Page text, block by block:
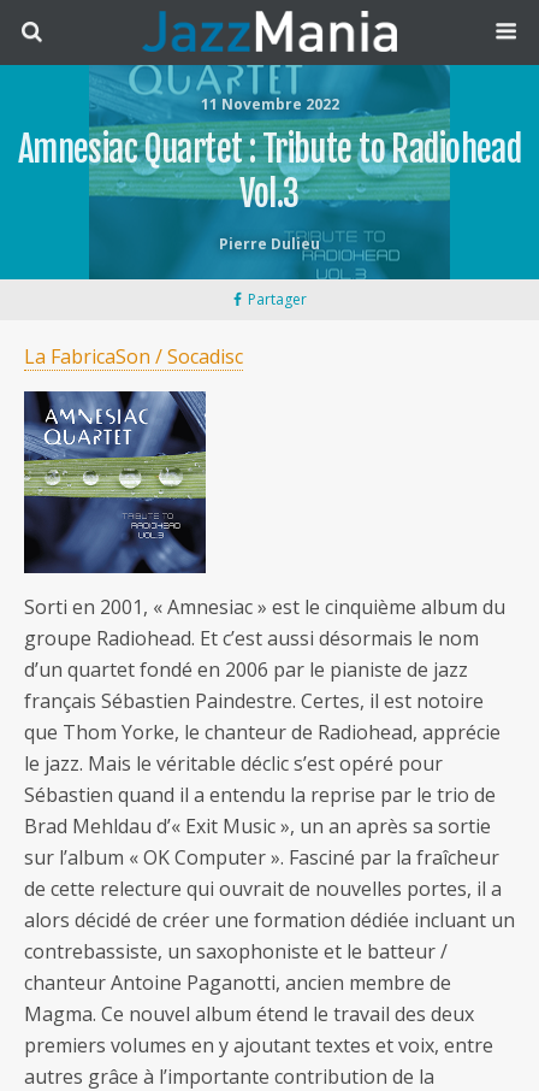
11 Novembre 2022
Amnesiac Quartet : Tribute to Radiohead
Vol.3
Pierre Dulieu
Partager
La FabricaSon / Socadisc
Sorti en 2001, « Amnesiac » est le cinquième album du
groupe Radiohead. Et c’est aussi désormais le nom
d’un quartet fondé en 2006 par le pianiste de jazz
français Sébastien Paindestre. Certes, il est notoire
que Thom Yorke, le chanteur de Radiohead, apprécie
le jazz. Mais le véritable déclic s’est opéré pour
Sébastien quand il a entendu la reprise par le trio de
Brad Mehldau d’« Exit Music », un an après sa sortie
sur l’album « OK Computer ». Fasciné par la fraîcheur
de cette relecture qui ouvrait de nouvelles portes, il a
alors décidé de créer une formation dédiée incluant un
contrebassiste, un saxophoniste et le batteur /
chanteur Antoine Paganotti, ancien membre de
Magma. Ce nouvel album étend le travail des deux
premiers volumes en y ajoutant textes et voix, entre
autres grâce à l’importante contribution de la